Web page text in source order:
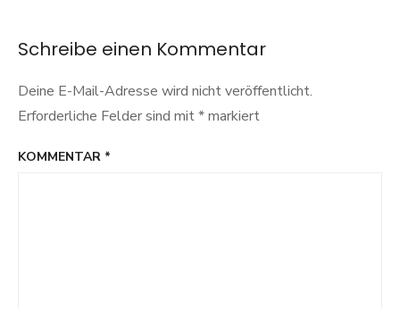
Schreibe einen Kommentar
Deine E-Mail-Adresse wird nicht veröffentlicht.
Erforderliche Felder sind mit*markiert
KOMMENTAR *